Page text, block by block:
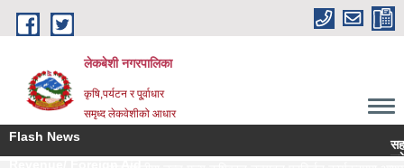
Skip to main content
लेकबेशी नगरपालिका
कृषि,पर्यटन र पू्र्वाधार
समृध्द लेकवेशीको आधार
Flash News
लकेवेशी